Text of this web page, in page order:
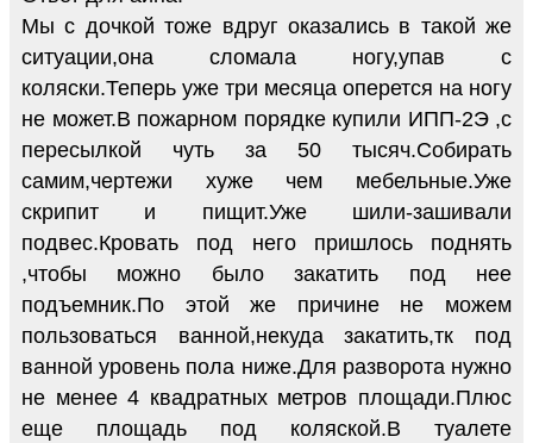
Мы с дочкой тоже вдруг оказались в такой же
ситуации,она сломала ногу,упав с
коляски.Теперь уже три месяца оперется на ногу
не может.В пожарном порядке купили ИПП-2Э ,c
пересылкой чуть за 50 тысяч.Собирать
самим,чертежи хуже чем мебельные.Уже
скрипит и пищит.Уже шили-зашивали
подвес.Кровать под него пришлось поднять
,чтобы можно было закатить под нее
подъемник.По этой же причине не можем
пользоваться ванной,некуда закатить,тк под
ванной уровень пола ниже.Для разворота нужно
не менее 4 квадратных метров площади.Плюс
еще площадь под коляской.В туалете